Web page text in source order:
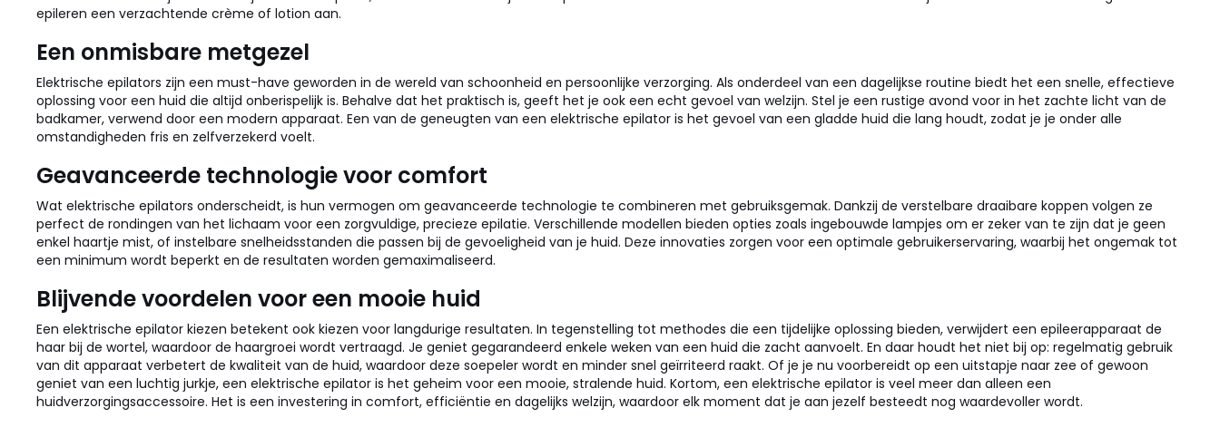
epileren een verzachtende crème of lotion aan.
Een onmisbare metgezel
Elektrische epilators zijn een must-have geworden in de wereld van schoonheid en persoonlijke verzorging. Als onderdeel van een dagelijkse routine biedt het een snelle, effectieve
oplossing voor een huid die altijd onberispelijk is. Behalve dat het praktisch is, geeft het je ook een echt gevoel van welzijn. Stel je een rustige avond voor in het zachte licht van de
badkamer, verwend door een modern apparaat. Een van de geneugten van een elektrische epilator is het gevoel van een gladde huid die lang houdt, zodat je je onder alle
omstandigheden fris en zelfverzekerd voelt.
Geavanceerde technologie voor comfort
Wat elektrische epilators onderscheidt, is hun vermogen om geavanceerde technologie te combineren met gebruiksgemak. Dankzij de verstelbare draaibare koppen volgen ze
perfect de rondingen van het lichaam voor een zorgvuldige, precieze epilatie. Verschillende modellen bieden opties zoals ingebouwde lampjes om er zeker van te zijn dat je geen
enkel haartje mist, of instelbare snelheidsstanden die passen bij de gevoeligheid van je huid. Deze innovaties zorgen voor een optimale gebruikerservaring, waarbij het ongemak tot
een minimum wordt beperkt en de resultaten worden gemaximaliseerd.
Blijvende voordelen voor een mooie huid
Een elektrische epilator kiezen betekent ook kiezen voor langdurige resultaten. In tegenstelling tot methodes die een tijdelijke oplossing bieden, verwijdert een epileerapparaat de
haar bij de wortel, waardoor de haargroei wordt vertraagd. Je geniet gegarandeerd enkele weken van een huid die zacht aanvoelt. En daar houdt het niet bij op: regelmatig gebruik
van dit apparaat verbetert de kwaliteit van de huid, waardoor deze soepeler wordt en minder snel geïrriteerd raakt. Of je je nu voorbereidt op een uitstapje naar zee of gewoon
geniet van een luchtig jurkje, een elektrische epilator is het geheim voor een mooie, stralende huid. Kortom, een elektrische epilator is veel meer dan alleen een
huidverzorgingsaccessoire. Het is een investering in comfort, efficiëntie en dagelijks welzijn, waardoor elk moment dat je aan jezelf besteedt nog waardevoller wordt.